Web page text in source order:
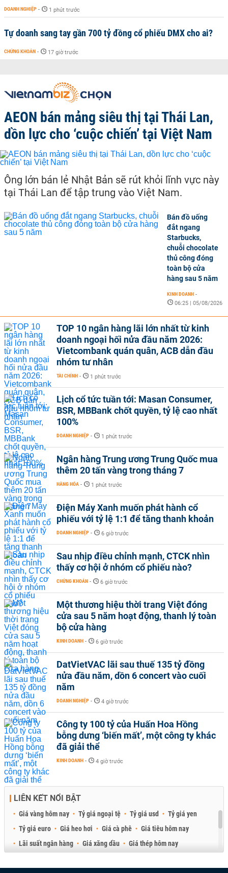
DOANH NGHIỆP - 1 phút trước
Tự doanh sang tay gần 700 tỷ đồng cổ phiếu DMX cho ai?
CHỨNG KHOÁN - 17 giờ trước
AEON bán mảng siêu thị tại Thái Lan,
dồn lực cho ‘cuộc chiến’ tại Việt Nam
Ông lớn bán lẻ Nhật Bản sẽ rút khỏi lĩnh vực này
tại Thái Lan để tập trung vào Việt Nam.
Bán đồ uống
đắt ngang
Starbucks,
chuỗi chocolate
thủ công đóng
toàn bộ cửa
hàng sau 5 năm
KINH DOANH -
06:25 | 05/08/2026
TOP 10 ngân hàng lãi lớn nhất từ kinh
doanh ngoại hối nửa đầu năm 2026:
Vietcombank quán quân, ACB dẫn đầu
nhóm tư nhân
TÀI CHÍNH - 1 phút trước
Lịch cổ tức tuần tới: Masan Consumer,
BSR, MBBank chốt quyền, tỷ lệ cao nhất
100%
DOANH NGHIỆP - 1 phút trước
Ngân hàng Trung ương Trung Quốc mua
thêm 20 tấn vàng trong tháng 7
HÀNG HÓA - 1 phút trước
Điện Máy Xanh muốn phát hành cổ
phiếu với tỷ lệ 1:1 để tăng thanh khoản
DOANH NGHIỆP - 6 giờ trước
Sau nhịp điều chỉnh mạnh, CTCK nhìn
thấy cơ hội ở nhóm cổ phiếu nào?
CHỨNG KHOÁN - 6 giờ trước
Một thương hiệu thời trang Việt đóng
cửa sau 5 năm hoạt động, thanh lý toàn
bộ cửa hàng
KINH DOANH - 6 giờ trước
DatVietVAC lãi sau thuế 135 tỷ đồng
nửa đầu năm, dồn 6 concert vào cuối
năm
DOANH NGHIỆP - 4 giờ trước
Công ty 100 tỷ của Huấn Hoa Hồng
bỗng dưng ‘biến mất’, một công ty khác
đã giải thể
KINH DOANH - 4 giờ trước
LIÊN KẾT NỔI BẬT
Giá vàng hôm nay Tỷ giá ngoại tệ Tỷ giá usd
Tỷ giá yen
Tỷ giá euro
Giá heo hơi Giá cà phê
Giá tiêu hôm nay
Lãi suất ngân hàng
Giá xăng dầu
Giá thép hôm nay